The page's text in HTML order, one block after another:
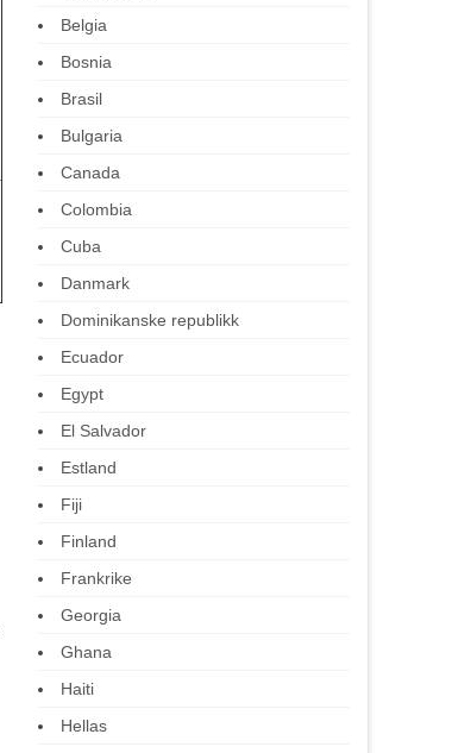
Belgia
Bosnia
Brasil
Bulgaria
Canada
Colombia
Cuba
Danmark
Dominikanske republikk
Ecuador
Egypt
El Salvador
Estland
Fiji
Finland
Frankrike
Georgia
Ghana
Haiti
Hellas